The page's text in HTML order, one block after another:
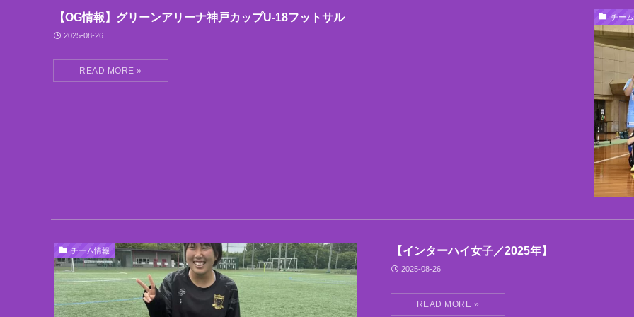
チー
【OG情報】グリーンアリーナ神戸カップU-18フットサル
2025-08-26
チーム情報 【インターハイ女子／2025年】
2025-08-26